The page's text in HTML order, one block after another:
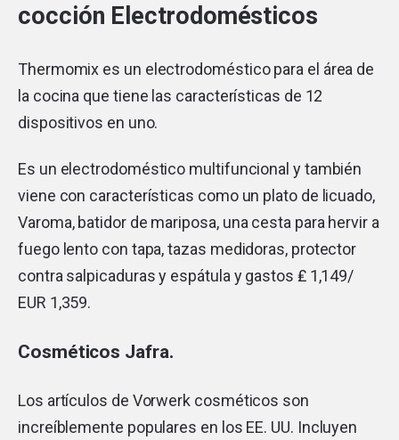
cocción Electrodomésticos
Thermomix es un electrodoméstico para el área de
la cocina que tiene las características de 12
dispositivos en uno.
Es un electrodoméstico multifuncional y también
viene con características como un plato de licuado,
Varoma, batidor de mariposa, una cesta para hervir a
fuego lento con tapa, tazas medidoras, protector
contra salpicaduras y espátula y gastos ₤ 1,149/
EUR 1,359.
Cosméticos Jafra.
Los artículos de Vorwerk cosméticos son
increíblemente populares en los EE. UU. Incluyen